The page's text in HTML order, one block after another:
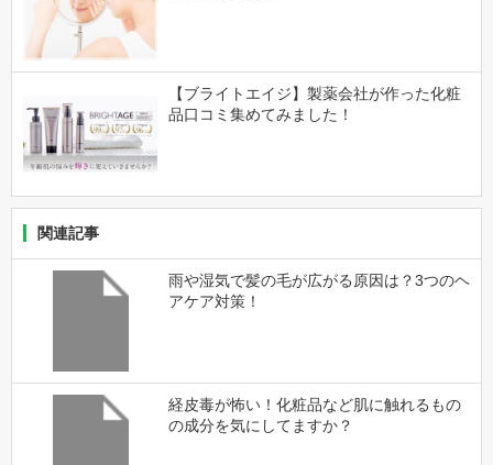
【ブライトエイジ】製薬会社が作った化粧
品口コミ集めてみました！
関連記事
雨や湿気で髪の毛が広がる原因は？3つのヘ
アケア対策！
経皮毒が怖い！化粧品など肌に触れるもの
の成分を気にしてますか？